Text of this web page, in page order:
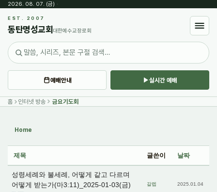
2026. 08. 07. (금) ·
EST. 2007
동탄명성교회 대한예수교장로회
예배안내 실시간 예배
홈 인터넷 방송 금요기도회
Home
제목 글쓴이 날짜
성령세례와 불세례, 어떻게 같고 다르며
어떻게 받는가(마3:11)_2025-01-03(금)
갈렙 2025.01.04
Sketchbook5, 스케치북5
Sketchbook5, 스케치북5